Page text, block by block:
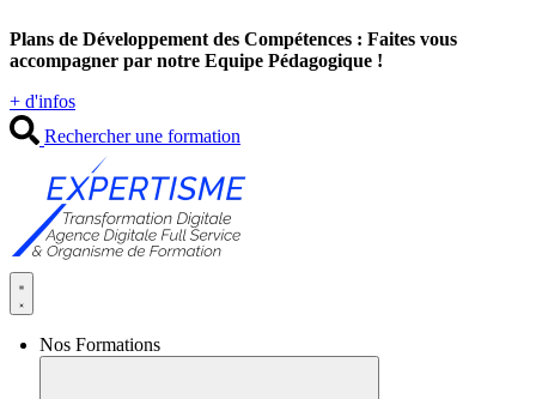
au
contenu
Plans de Développement des Compétences : Faites vous
accompagner par notre Equipe Pédagogique !
+ d'infos
Rechercher une formation
Nos Formations